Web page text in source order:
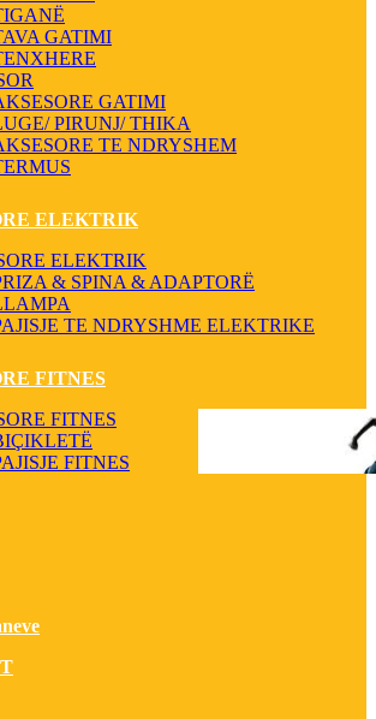
GATIMI
GATIMI
PIRUNJ/ THIKA
TE NDRYSHEM
ELEKTRIK
ELEKTRIK
& SPINA & ADAPTORË
TE NDRYSHME ELEKTRIKE
FITNES
FITNES
FITNES